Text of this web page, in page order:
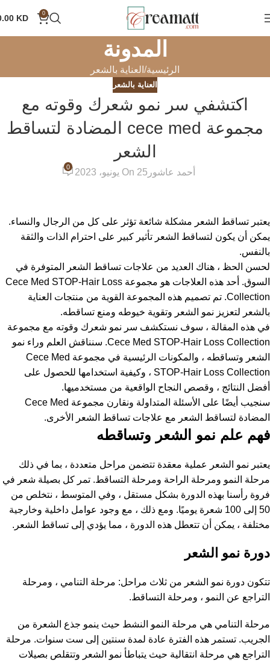
0
KD
المدونة
الرئيسية العناية بالشعر
العناية بالشعر
اكتشفي سر نمو شعرك وقوته مع
مجموعة cece med المضادة لتساقط
الشعر
أحمد عاشور On 25 يونيو، 2023
0
يعتبر تساقط الشعر مشكلة شائعة تؤثر على كل من الرجال والنساء.
يمكن أن يكون لتساقط الشعر تأثير كبير على احترام الذات والثقة
بالنفس.
لحسن الحظ ، هناك العديد من علاجات تساقط الشعر المتوفرة في
السوق. أحد هذه العلاجات هو مجموعة Cece Med STOP-Hair Loss
Collection. تم تصميم هذه المجموعة القوية من منتجات العناية
بالشعر لتعزيز نمو الشعر وتقوية خيوطه ومنع تساقطه.
في هذه المقالة ، سوف نستكشف سر نمو شعرك وقوته مع مجموعة
Cece Med STOP-Hair Loss Collection. سنناقش العلم وراء نمو
الشعر وتساقطه ، والمكونات الرئيسية في مجموعة Cece Med
STOP-Hair Loss Collection ، وكيفية استخدامها للحصول على
أفضل النتائج ، وقصص النجاح الواقعية من مستخدميها.
سنجيب أيضًا على الأسئلة المتداولة ونقارن مجموعة Cece Med
المضادة لتساقط الشعر مع علاجات تساقط الشعر الأخرى.
فهم علم نمو الشعر وتساقطه
يعتبر نمو الشعر عملية معقدة تتضمن مراحل متعددة ، بما في ذلك
مرحلة النمو ومرحلة الراحة ومرحلة التساقط. تمر كل بصيلة شعر في
فروة رأسنا بهذه الدورة بشكل مستقل ، وفي المتوسط ، نتخلص من
50 إلى 100 شعرة يوميًا. ومع ذلك ، مع وجود عوامل داخلية وخارجية
مختلفة ، يمكن أن تتعطل هذه الدورة ، مما يؤدي إلى تساقط الشعر.
دورة نمو الشعر
تتكون دورة نمو الشعر من ثلاث مراحل: مرحلة التنامي ، ومرحلة
التراجع عن النمو ، ومرحلة التساقط.
مرحلة التنامي هي مرحلة النمو النشط حيث ينمو جذع الشعرة من
الجريب. تستمر هذه الفترة عادة لمدة سنتين إلى ست سنوات. مرحلة
التراجع هي مرحلة انتقالية حيث يتباطأ نمو الشعر وتتقلص بصيلات